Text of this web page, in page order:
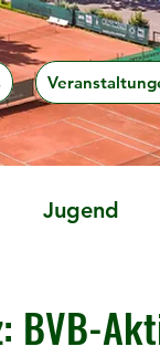
Jugend
BVB-